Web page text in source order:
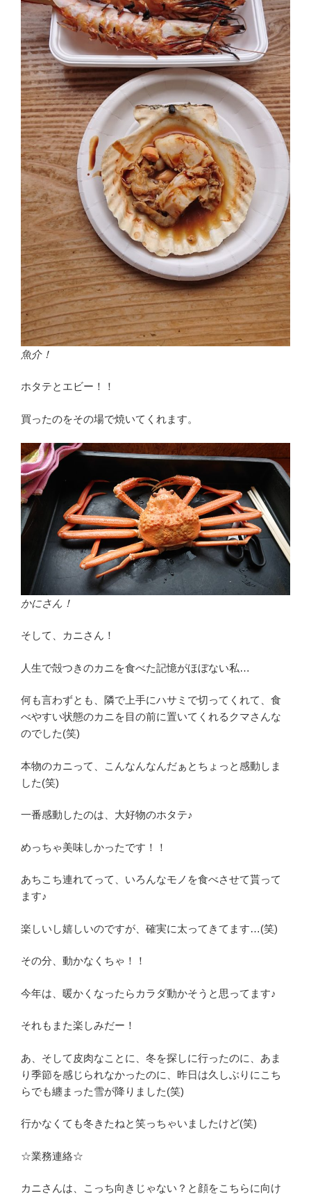
魚介！
ホタテとエビー！！
買ったのをその場で焼いてくれます。
かにさん！
そして、カニさん！
人生で殻つきのカニを食べた記憶がほぼない私…
何も言わずとも、隣で上手にハサミで切ってくれて、食
べやすい状態のカニを目の前に置いてくれるクマさんな
のでした(笑)
本物のカニって、こんなんなんだぁとちょっと感動しま
した(笑)
一番感動したのは、大好物のホタテ♪
めっちゃ美味しかったです！！
あちこち連れてって、いろんなモノを食べさせて貰って
ます♪
楽しいし嬉しいのですが、確実に太ってきてます…(笑)
その分、動かなくちゃ！！
今年は、暖かくなったらカラダ動かそうと思ってます♪
それもまた楽しみだー！
あ、そして皮肉なことに、冬を探しに行ったのに、あま
り季節を感じられなかったのに、昨日は久しぶりにこち
らでも纏まった雪が降りました(笑)
行かなくても冬きたねと笑っちゃいましたけど(笑)
☆業務連絡☆
カニさんは、こっち向きじゃない？と顔をこちらに向け